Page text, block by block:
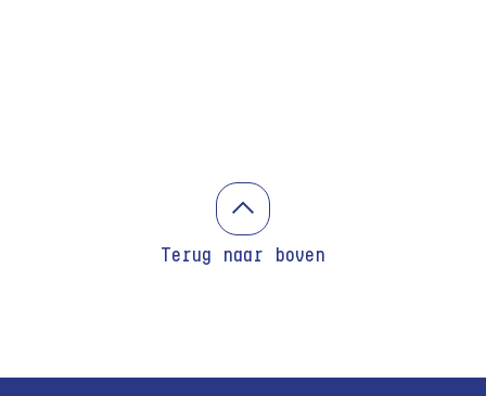
Terug naar boven